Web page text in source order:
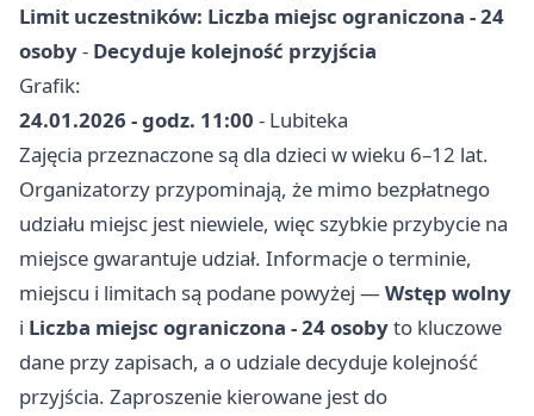
Limit uczestników: Liczba miejsc ograniczona - 24
osoby- Decyduje kolejność przyjścia
Grafik:
24.01.2026 - godz. 11:00 - Lubiteka
Zajęcia przeznaczone są dla dzieci w wieku 6–12 lat.
Organizatorzy przypominają, że mimo bezpłatnego
udziału miejsc jest niewiele, więc szybkie przybycie na
miejsce gwarantuje udział. Informacje o terminie,
miejscu i limitach są podane powyżej — Wstęp wolny
i Liczba miejsc ograniczona - 24 osobyto kluczowe
dane przy zapisach, a o udziale decyduje kolejność
przyjścia. Zaproszenie kierowane jest do